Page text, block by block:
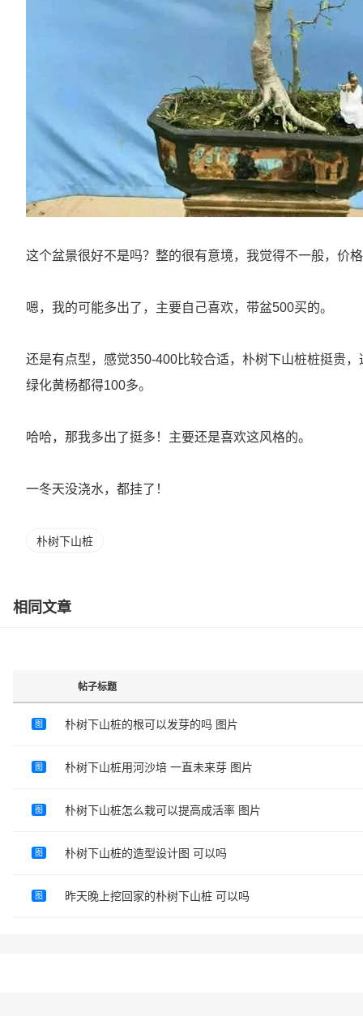
这个盆景很好不是吗？整的很有意境，我觉得不一般，价
嗯，我的可能多出了，主要自己喜欢，带盆500买的。
还是有点型，感觉350-400比较合适，朴树下山桩桩挺贵
绿化黄杨都得100多。
哈哈，那我多出了挺多！主要还是喜欢这风格的。
一冬天没浇水，都挂了！
朴树下山桩
相同文章
帖子标题
图 朴树下山桩的根可以发芽的吗 图片
图 朴树下山桩用河沙培 一直未来芽 图片
图 朴树下山桩怎么栽可以提高成活率 图片
图 朴树下山桩的造型设计图 可以吗
图 昨天晚上挖回家的朴树下山桩 可以吗